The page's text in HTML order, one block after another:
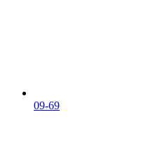
09-69